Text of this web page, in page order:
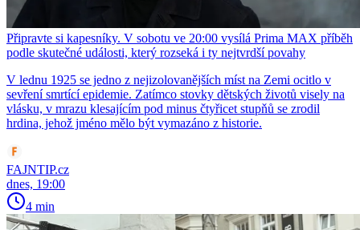
Připravte si kapesníky. V sobotu ve 20:00 vysílá Prima MAX příběh
podle skutečné události, který rozseká i ty nejtvrdší povahy
V lednu 1925 se jedno z nejizolovanějších míst na Zemi ocitlo v
sevření smrtící epidemie. Zatímco stovky dětských životů visely na
vlásku, v mrazu klesajícím pod minus čtyřicet stupňů se zrodil
hrdina, jehož jméno mělo být vymazáno z historie.
FAJNTIP.cz
dnes, 19:00
4 min